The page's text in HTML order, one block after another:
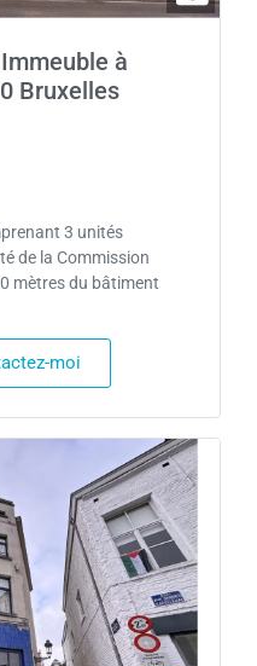
à
Bruxelles
3 unités
de la Commission
mètres du bâtiment
moi